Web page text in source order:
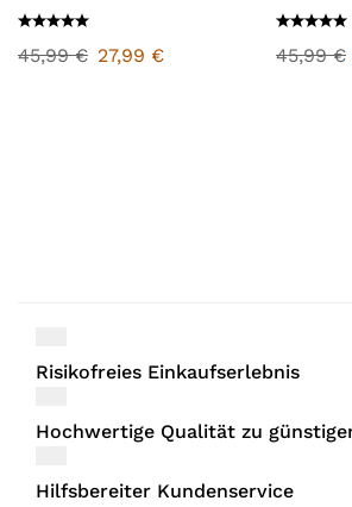
45,99€ 27,99 € 45,99€
Risikofreies Einkaufserlebnis
Hochwertige Qualität zu
Hilfsbereiter Kundenservice